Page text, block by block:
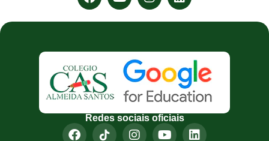
Redes sociais oficiais